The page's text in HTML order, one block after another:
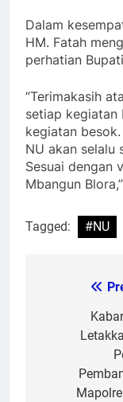
Dalam
HM. Fatah
perhatian
“Terimakasih
setiap kegiatan
kegiatan
NU akan selalu
Sesuai dengan
Mbangun
Tagged: #NU